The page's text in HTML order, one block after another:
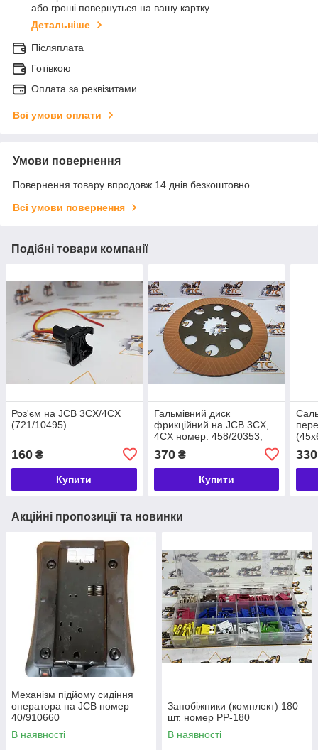
або гроші повернуться на вашу картку
Детальніше
Післяплата
Готівкою
Оплата за реквізитами
Всі умови оплати
Умови повернення
Повернення товару впродовж 14 днів безкоштовно
Всі умови повернення
Подібні товари компанії
Роз'єм на JCB 3CX/4CX
(721/10495)
160 ₴
Купити
Гальмівний диск
фрикційний на JCB 3CX,
4CX номер: 458/20353,
370₴
Купити
330
Акційні пропозиції та новинки
Механізм підйому сидіння
оператора на JCB номер
40/910660
В наявності
Запобіжники (комплект) 180
шт. номер PP-180
В наявності